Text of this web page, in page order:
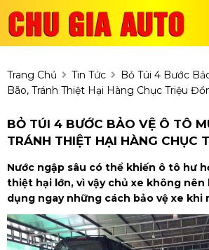
Trang Chủ Tin Tức
Bỏ Túi 4 Bước
Bão, Tránh Thiệt Hại Hàng Chục Triệu
BỎ TÚI 4 BƯỚC BẢO VỆ Ô TÔ
TRÁNH THIỆT HẠI HÀNG CHỤC
Nước ngập sâu có thể khiến ô tô hư
thiệt hại lớn, vì vậy chủ xe không nên
dụng ngay những cách bảo vệ xe khi